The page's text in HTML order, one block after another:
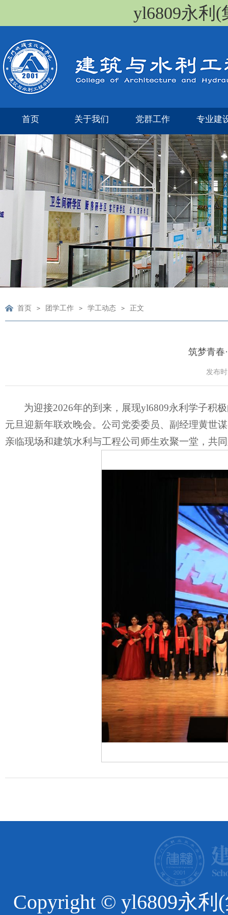
yl6809永利
首页 关于我们 党群工作 专业建
首页 > 团学工作 > 学工动态 > 正文
筑梦青春
发布
为迎接2026年的到来，展现yl6809永利学子积
元旦迎新年联欢晚会。公司党委委员、副经理黄世
亲临现场和建筑水利与工程公司师生欢聚一堂，共
Copyright © yl6809永